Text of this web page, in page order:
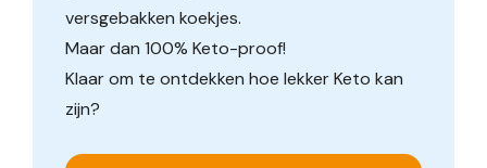
versgebakken koekjes.
Maar dan 100% Keto-proof!
Klaar om te ontdekken hoe lekker Keto kan
zijn?